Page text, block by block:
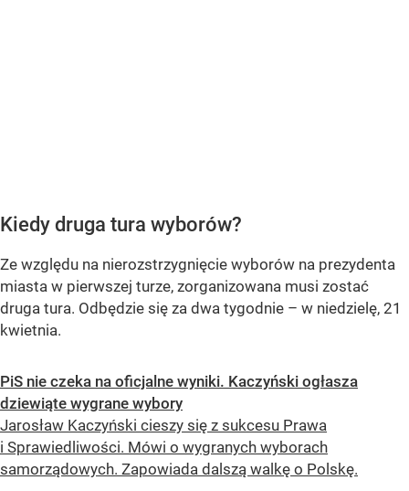
Kiedy druga tura wyborów?
Ze względu na nierozstrzygnięcie wyborów na prezydenta
miasta w pierwszej turze, zorganizowana musi zostać
druga tura. Odbędzie się za dwa tygodnie – w niedzielę, 21
kwietnia.
PiS nie czeka na oficjalne wyniki. Kaczyński ogłasza
dziewiąte wygrane wybory
Jarosław Kaczyński cieszy się z sukcesu Prawa
i Sprawiedliwości. Mówi o wygranych wyborach
samorządowych. Zapowiada dalszą walkę o Polskę.